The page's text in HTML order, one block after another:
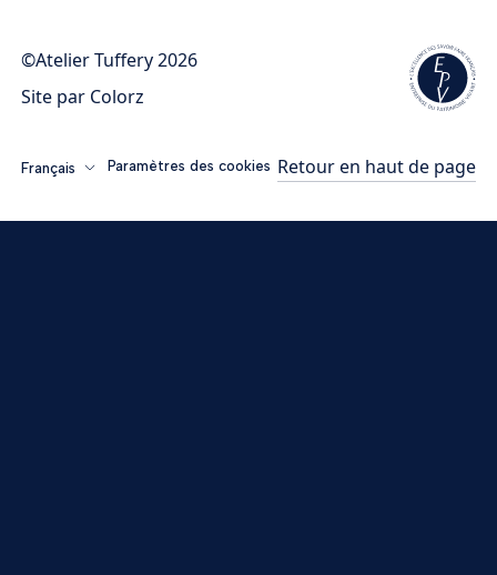
©Atelier Tuffery 2026
Site par Colorz
Français Paramètres des cookies Retour en haut de page